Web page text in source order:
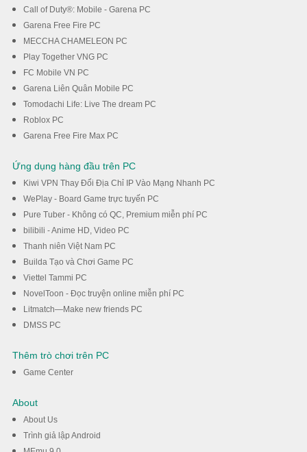
Call of Duty®: Mobile - Garena PC
Garena Free Fire PC
MECCHA CHAMELEON PC
Play Together VNG PC
FC Mobile VN PC
Garena Liên Quân Mobile PC
Tomodachi Life: Live The dream PC
Roblox PC
Garena Free Fire Max PC
Ứng dụng hàng đầu trên PC
Kiwi VPN Thay Đổi Địa Chỉ IP Vào Mạng Nhanh PC
WePlay - Board Game trực tuyến PC
Pure Tuber - Không có QC, Premium miễn phí PC
bilibili - Anime HD, Video PC
Thanh niên Việt Nam PC
Builda Tạo và Chơi Game PC
Viettel Tammi PC
NovelToon - Đọc truyện online miễn phí PC
Litmatch—Make new friends PC
DMSS PC
Thêm trò chơi trên PC
Game Center
About
About Us
Trình giả lập Android